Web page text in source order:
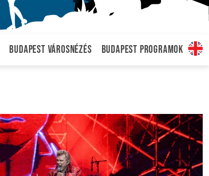
Budapest városnézés Budapest programok